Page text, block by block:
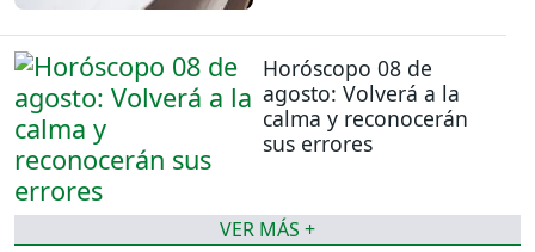
Horóscopo 08 de
agosto: Volverá a la
calma y reconocerán
sus errores
VER MÁS +